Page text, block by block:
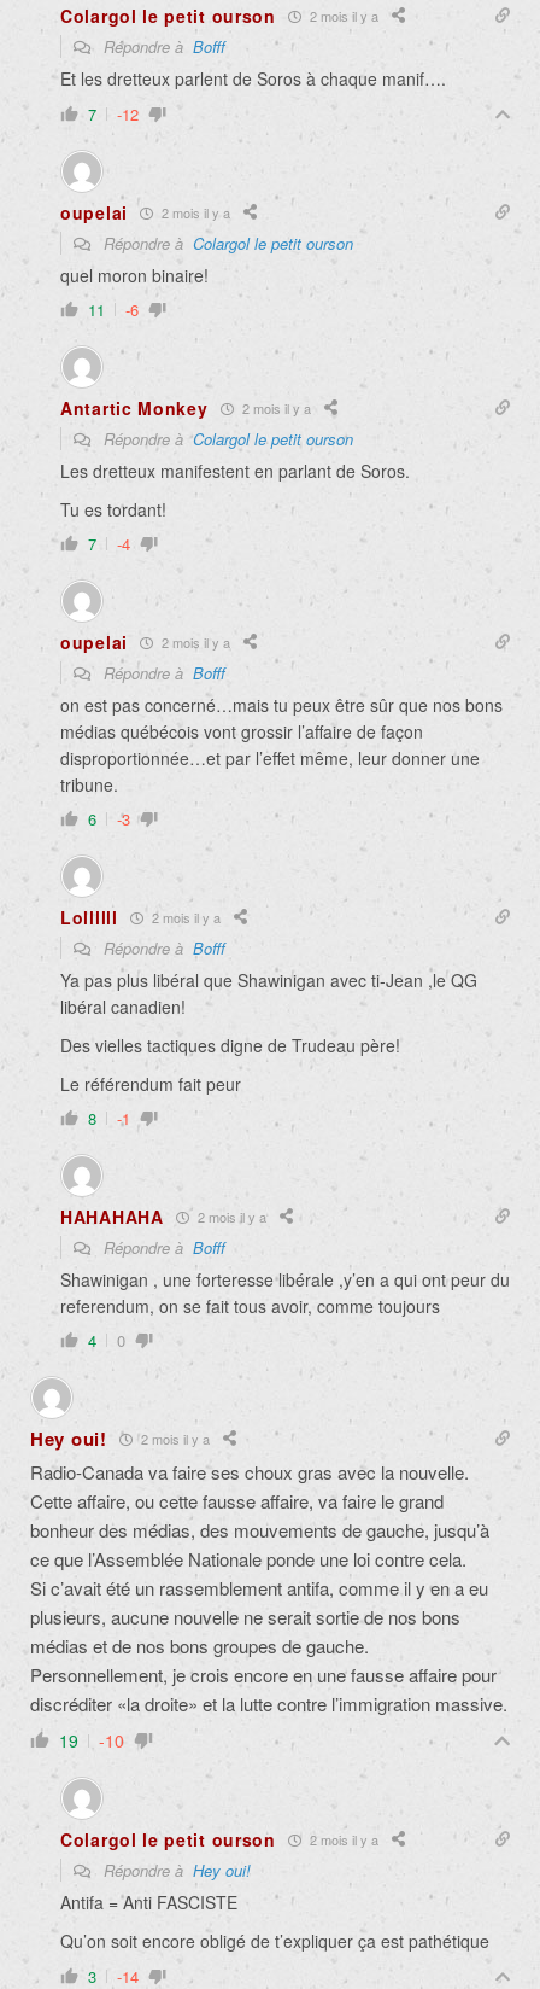
Colargol le petit ourson 2 mois il y a
Répondre à Bofff
Et les dretteux parlent de Soros à chaque manif….
7 -12
oupelai 2 mois il y a
Répondre à Colargol le petit ourson
quel moron binaire!
11 -6
Antartic Monkey 2 mois il y a
Répondre àColargol le petit ourson
Les dretteux manifestent en parlant de Soros.
Tu es tordant!
7 -4
oupelai 2 mois il y a
Répondre à Bofff
on est pas concerné…mais tu peux être sûr que nos bons
médias québécois vont grossir l’affaire de façon
disproportionnée…et par l’effet même, leur donner une
tribune.
6 -3
Lollllll 2 mois il y a
Répondre à Bofff
Ya pas plus libéral que Shawinigan avec ti-Jean ,le QG
libéral canadien!
Des vielles tactiques digne de Trudeau père!
Le référendum fait peur
8 -1
HAHAHAHA 2 mois il y a
Répondre à Bofff
Shawinigan , une forteresse libérale ,y’en a qui ont peur du
referendum, on se fait tous avoir, comme toujours
4 0
Hey oui! 2 mois il y a
Radio-Canada va faire ses choux gras avec la nouvelle.
Cette affaire, ou cette fausse affaire, va faire le grand
bonheur des médias, des mouvements de gauche, jusqu’à
ce que l’Assemblée Nationale ponde une loi contre cela.
Si c’avait été un rassemblement antifa, comme il y en a eu
plusieurs, aucune nouvelle ne serait sortie de nos bons
médias et de nos bons groupes de gauche.
Personnellement, je crois encore en une fausse affaire pour
discréditer «la droite» et la lutte contre l’immigration massive.
19 -10
Colargol le petit ourson 2 mois il y a
Répondre à Hey oui!
Antifa = Anti FASCISTE
Qu’on soit encore obligé de t’expliquer ça est pathétique
3 -14